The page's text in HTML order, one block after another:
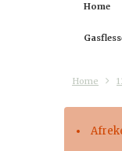
Home
Home